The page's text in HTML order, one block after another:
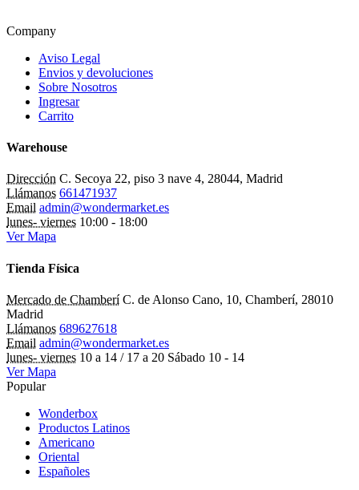
Company
Aviso Legal
Envios y devoluciones
Sobre Nosotros
Ingresar
Carrito
Warehouse
Dirección C. Secoya 22, piso 3 nave 4, 28044, Madrid
Llámanos 661471937
Email admin@wondermarket.es
lunes- viernes 10:00 - 18:00
Ver Mapa
Tienda Física
Mercado de Chamberí C. de Alonso Cano, 10, Chamberí, 28010
Madrid
Llámanos 689627618
Email admin@wondermarket.es
lunes- viernes 10 a 14 / 17 a 20 Sábado 10 - 14
Ver Mapa
Popular
Wonderbox
Productos Latinos
Americano
Oriental
Españoles